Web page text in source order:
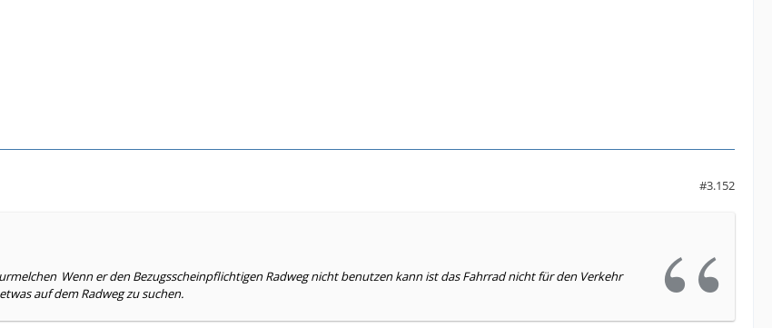
#3.152
Wenn er den Bezugsscheinpflichtigen Radweg nicht benutzen kann ist das Fahrrad nicht für den Verkehr
auf dem Radweg zu suchen.